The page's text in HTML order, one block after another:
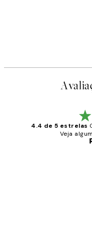
4.4 de 5 estrelas
Veja